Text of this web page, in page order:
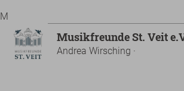
M
Musikfreunde St. Veit
Andrea Wirsching ·